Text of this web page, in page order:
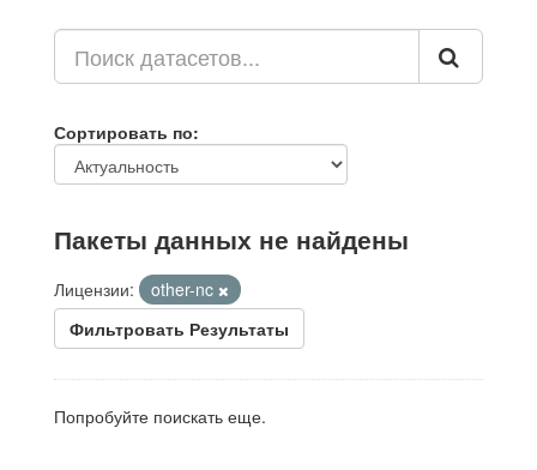
Сортировать по
Пакеты данных не найдены
Лицензии:
other-nc
Фильтровать Результаты
Попробуйте поискать еще.